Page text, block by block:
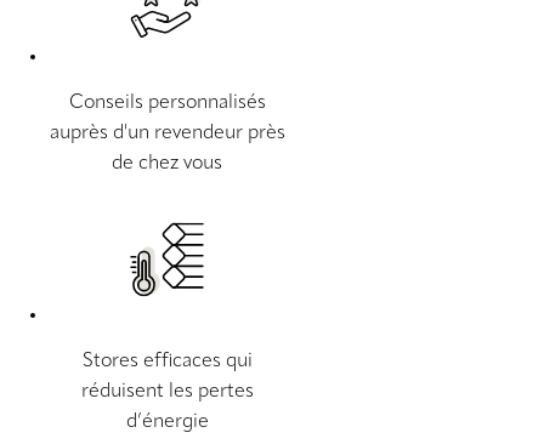
Conseils personnalisés
auprès d'un revendeur près
de chez vous
Stores efficaces qui
réduisent les pertes
d’énergie